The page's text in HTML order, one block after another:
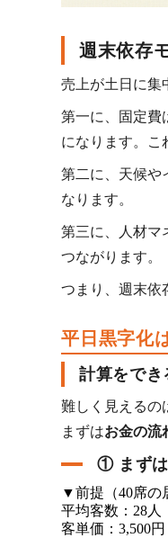
週末依存
売上が土日に集
第一に、固定費
になります。こ
第二に、天候や
なります。
第三に、人材マ
つながります。
つまり、週末依
平日黒字化
計算をでき
難しく見えるの
まずはお金の流
① まずは
▼前提（40席の
平均客数：28人
客単価：3,500円